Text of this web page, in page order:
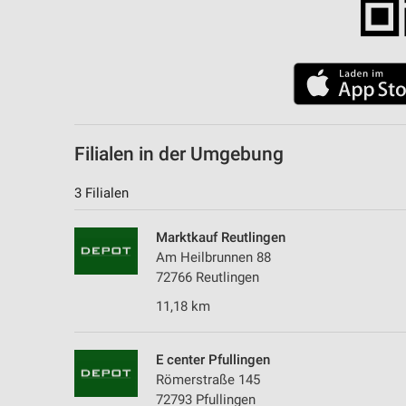
Filialen in der Umgebung
3 Filialen
Marktkauf Reutlingen
Am Heilbrunnen 88
72766 Reutlingen
11,18 km
E center Pfullingen
Römerstraße 145
72793 Pfullingen